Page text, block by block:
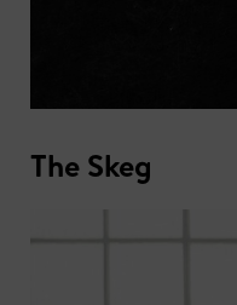
The Skeg